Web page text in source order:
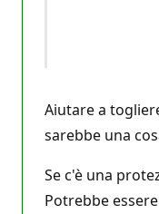
Aiutare a
sarebbe una
Se c'è una
Potrebbe